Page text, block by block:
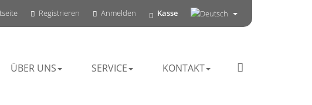
Registrieren Anmelden Kasse
ÜBER UNS SERVICE KONTAKT